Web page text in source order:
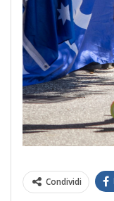
Condividi